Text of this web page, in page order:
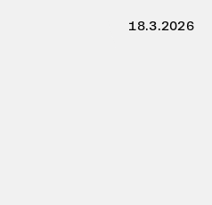
18.3.2026